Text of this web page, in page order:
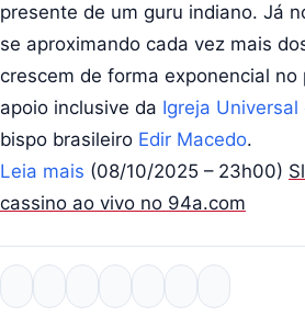
presente de um guru indiano. Já
se aproximando cada vez mais
crescem de forma exponencial no
apoio inclusive da Igreja Universal
bispo brasileiro Edir Macedo.
Leia mais (08/10/2025 – 23h00)
cassino ao vivo no 94a.com